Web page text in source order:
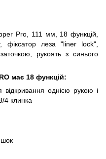
Pro, 111 мм, 18 функцій,
фіксатор леза "liner lock",
рукоять з синього
має 18 функцій:
однією рукою і
4 клинка